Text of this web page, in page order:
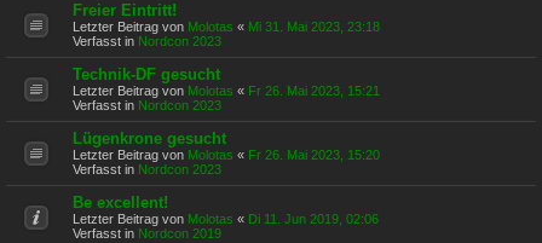
Freier Eintritt!
Letzter Beitrag von Molotas « Mi 31. Mai 2023, 23:18
Verfasst in Nordcon 2023
Technik-DF gesucht
Letzter Beitrag von Molotas « Fr 26. Mai 2023, 15:21
Verfasst in Nordcon 2023
Lügenkrone gesucht
Letzter Beitrag von Molotas « Fr 26. Mai 2023, 15:20
Verfasst in Nordcon 2023
Be excellent!
Letzter Beitrag von Molotas « Di 11. Jun 2019, 02:06
Verfasst in Nordcon 2019